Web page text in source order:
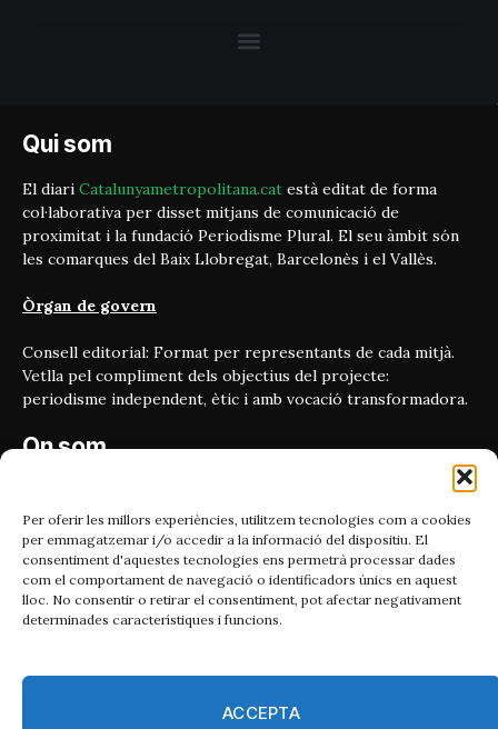
Per oferir les millors experiències, utilitzem tecnologies com a cookies
per emmagatzemar i/o accedir a la informació del dispositiu. El
consentiment d'aquestes tecnologies ens permetrà processar dades
com el comportament de navegació o identificadors únics en aquest
lloc. No consentir o retirar el consentiment, pot afectar negativament
determinades característiques i funcions.
ACCEPTA
Qui som
El diari Catalunyametropolitana.cat està editat de forma
col·laborativa per disset mitjans de comunicació de
proximitat i la fundació Periodisme Plural. El seu àmbit són
les comarques del Baix Llobregat, Barcelonès i el Vallès.
Òrgan de govern
Consell editorial: Format per representants de cada mitjà.
Vetlla pel compliment dels objectius del projecte:
periodisme independent, ètic i amb vocació transformadora.
On som
08010, Barcelona
Contacta'ns
Email:
catmet@periodismeplural.cat
Telèfon: